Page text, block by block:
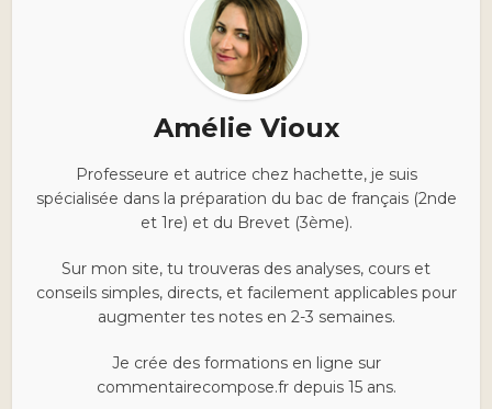
Amélie Vioux
Professeure et autrice chez hachette, je suis
spécialisée dans la préparation du bac de français (2nde
et 1re) et du Brevet (3ème).
Sur mon site, tu trouveras des analyses, cours et
conseils simples, directs, et facilement applicables pour
augmenter tes notes en 2-3 semaines.
Je crée des formations en ligne sur
commentairecompose.fr depuis 15 ans.